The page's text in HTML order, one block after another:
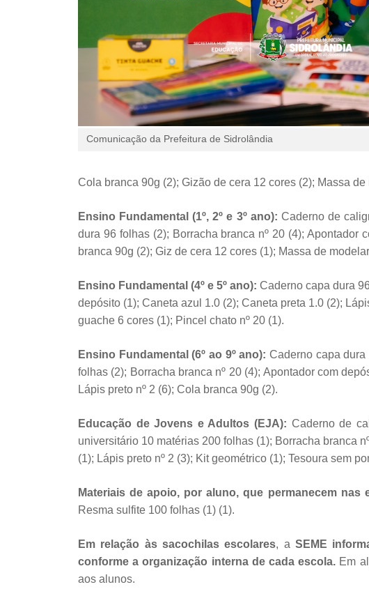
Comunicação da Prefeitura de Sidrolândia
Cola branca 90g (2); Gizão de cera 12 cores (2); Massa
Ensino Fundamental (1º, 2º e 3º ano): Caderno de
dura 96 folhas (2); Borracha branca nº 20 (4); Apontador
branca 90g (2); Giz de cera 12 cores (1); Massa de
Ensino Fundamental (4º e 5º ano): Caderno capa dura
depósito (1); Caneta azul 1.0 (2); Caneta preta 1.0 (2);
guache 6 cores (1); Pincel chato nº 20 (1).
Ensino Fundamental (6º ao 9º ano): Caderno capa
folhas (2); Borracha branca nº 20 (4); Apontador com
Lápis preto nº 2 (6); Cola branca 90g (2).
Educação de Jovens e Adultos (EJA): Caderno de
universitário 10 matérias 200 folhas (1); Borracha branca
(1); Lápis preto nº 2 (3); Kit geométrico (1); Tesoura sem
Materiais de apoio, por aluno, que permanecem nas
Resma sulfite 100 folhas (1) (1).
Em relação às sacochilas escolares, aSEME
conforme a organização interna de cada escola. Em
aos alunos.